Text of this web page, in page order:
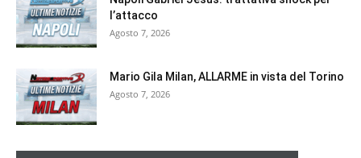
l’attacco
Agosto 7, 2026
Mario Gila Milan, ALLARME in vista del Torino
Agosto 7, 2026